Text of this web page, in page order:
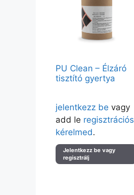
PU Clean – Élzáró
tisztító gyertya
jelentkezz be vagy
add le regisztrációs
kérelmed.
Jelentkezz be vagy
regisztrálj